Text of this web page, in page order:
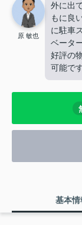
原 敏也
外に出
もに良
に駐車
ベータ
好評の
可能です
基本情